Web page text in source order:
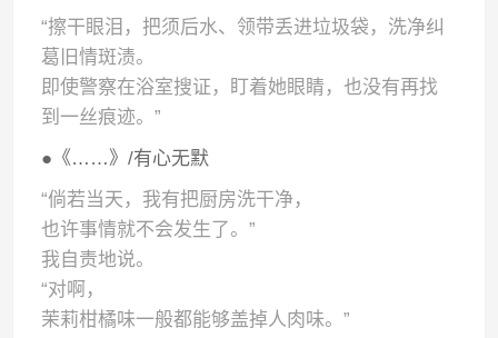
“擦干眼泪，把须后水、领带丢进垃圾袋，洗净纠
葛旧情斑渍。
即使警察在浴室搜证，盯着她眼睛，也没有再找
到一丝痕迹。”
●《……》/有心无默
“倘若当天，我有把厨房洗干净，
也许事情就不会发生了。”
我自责地说。
“对啊，
茉莉柑橘味一般都能够盖掉人肉味。”